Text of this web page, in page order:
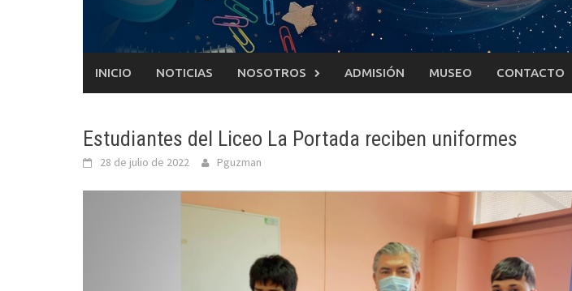
INICIO NOTICIAS NOSOTROS ADMISIÓN MUSEO CONTACTO
Estudiantes del Liceo La Portada reciben uniformes
28 de julio de 2022 Pguzman